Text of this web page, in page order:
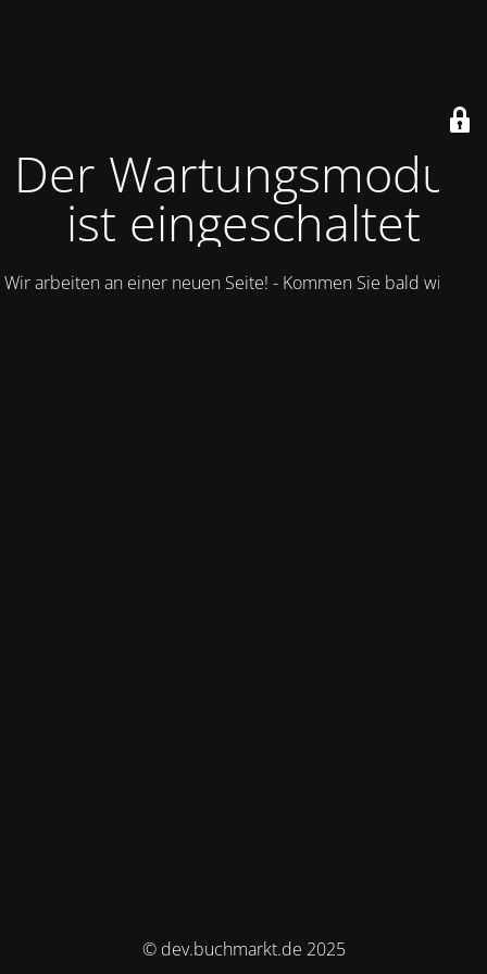
Der Wartungsmodus
ist eingeschaltet
Wir arbeiten an einer neuen Seite! - Kommen Sie bald wieder.
© dev.buchmarkt.de 2025